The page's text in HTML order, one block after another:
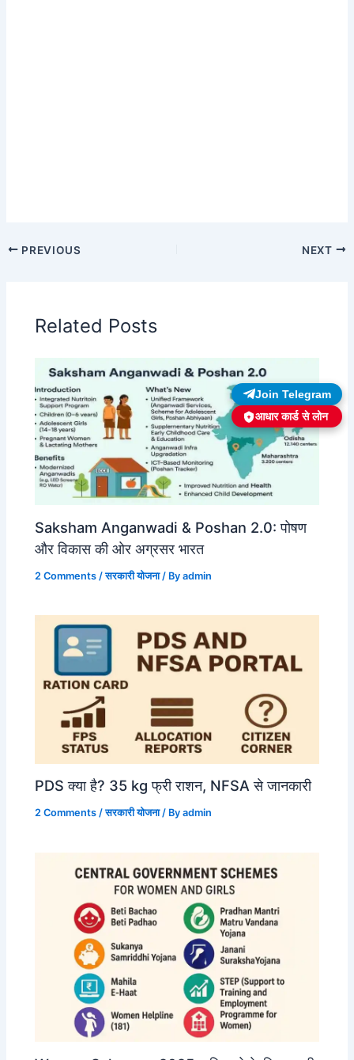
PREVIOUS NEXT
Related Posts
Saksham Anganwadi & Poshan 2.0: पोषण
और विकास की ओर अग्रसर भारत
2 Comments /सरकारी योजना/ Byadmin
PDS क्या है? 35 kg फ्री राशन, NFSA से जानकारी
2 Comments /सरकारी योजना/ Byadmin
Join Telegram
आधार कार्ड से लोन